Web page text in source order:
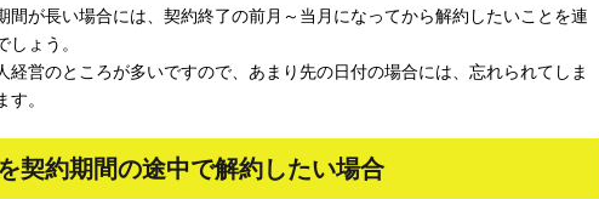
間が長い場合には、契約終了の前月～当月になってから解約したいことを連
しょう。
経営のところが多いですので、あまり先の日付の場合には、忘れられてしま
す。
契約期間の途中で解約したい場合